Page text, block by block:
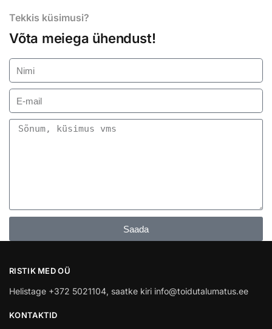
Tekkis küsimusi?
Võta meiega ühendust!
Saada
RISTIK MED OÜ
Helistage +372 5021104, saatke kiri info@toidutalumatus.ee
KONTAKTID